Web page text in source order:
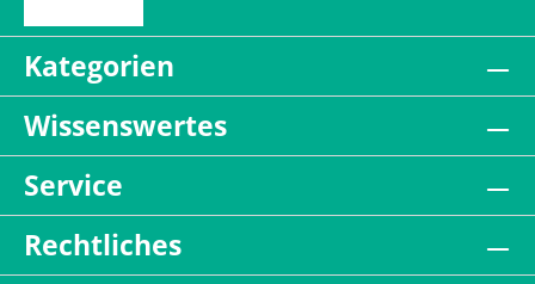
Kategorien
Wissenswertes
Service
Rechtliches